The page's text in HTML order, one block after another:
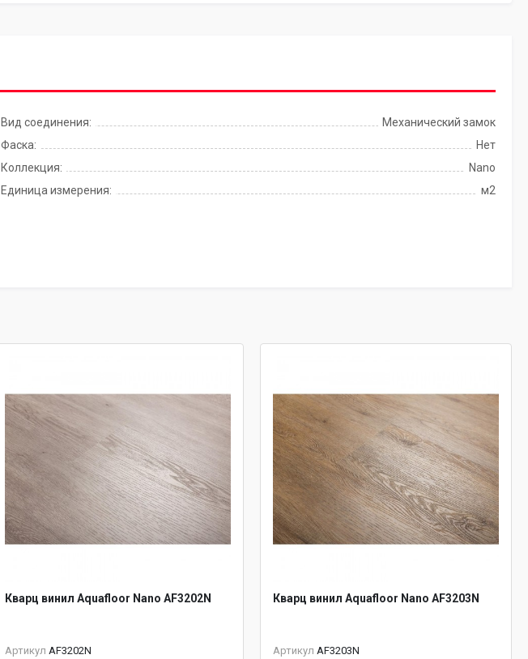
Вид соединения:
Механический замок
Фаска:
Нет
Коллекция:
Nano
Единица измерения:
м2
Кварц винил Aquafloor Nano AF3202N
Артикул AF3202N
Кварц винил Aquafloor Nano AF3203N
Артикул AF3203N